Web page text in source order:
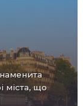
міста, що